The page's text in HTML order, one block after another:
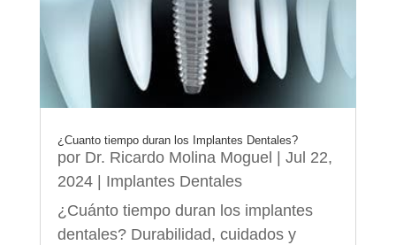
¿Cuanto tiempo duran los Implantes Dentales?
por Dr. Ricardo Molina Moguel
Jul 22,
2024| Implantes Dentales
¿Cuánto tiempo duran los implantes
dentales? Durabilidad, cuidados y